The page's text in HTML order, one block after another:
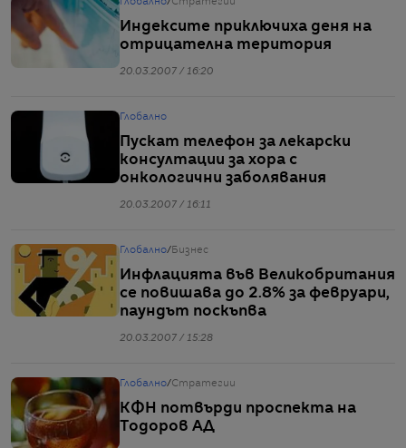
Глобално/Стратегии
Индексите приключиха деня на
отрицателна територия
20.03.2007 / 16:20
Глобално
Пускат телефон за лекарски
консултации за хора с
онкологични заболявания
20.03.2007 / 16:11
Глобално/ Бизнес
Инфлацията във Великобритания
се повишава до 2.8% за февруари,
паундът поскъпва
20.03.2007 / 15:28
Глобално/Стратегии
КФН потвърди проспекта на
Тодоров АД